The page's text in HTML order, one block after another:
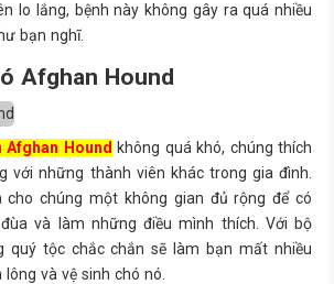
lo lắng, bệnh này không gây ra quá nhiều
bạn nghĩ.
Afghan Hound
Hound không quá khó, chúng thích
với những thành viên khác trong gia đình.
cho chúng một không gian đủ rộng để có
và làm những điều mình thích. Với bộ
quý tộc chắc chắn sẽ làm bạn mất nhiều
và vệ sinh chó nó.